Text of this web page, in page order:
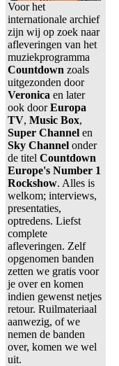
Voor het
internationale archief
zijn wij op zoek naar
afleveringen van het
muziekprogramma
Countdown zoals
uitgezonden door
Veronica en later
ook doorEuropa
TV, Music Box,
Super Channel en
Sky Channel onder
de titel Countdown
Europe's Number 1
Rockshow. Alles is
welkom; interviews,
presentaties,
optredens. Liefst
complete
afleveringen. Zelf
opgenomen banden
zetten we gratis voor
je over en komen
indien gewenst netjes
retour. Ruilmateriaal
aanwezig, of we
nemen de banden
over, komen we wel
uit.